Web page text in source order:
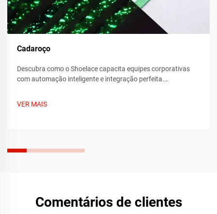
Cadaroço
Descubra como o Shoelace capacita equipes corporativas
com automação inteligente e integração perfeita.
VER MAIS
Comentários de clientes